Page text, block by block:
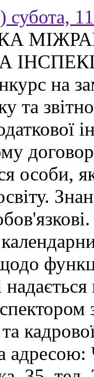
на
та
особи,
адресою: